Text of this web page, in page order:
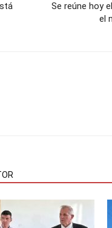
Se reúne hoy
el